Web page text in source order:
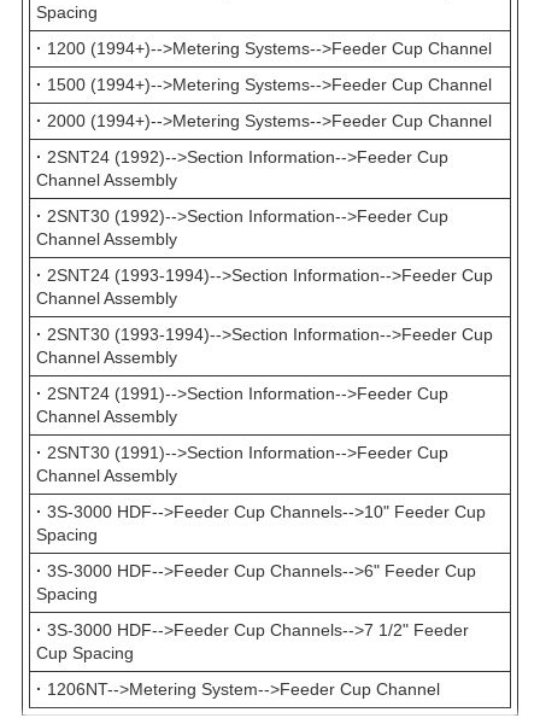
Spacing
· 1200 (1994+)-->Metering Systems-->Feeder Cup Channel
· 1500 (1994+)-->Metering Systems-->Feeder Cup Channel
· 2000 (1994+)-->Metering Systems-->Feeder Cup Channel
· 2SNT24 (1992)-->Section Information-->Feeder Cup
Channel Assembly
· 2SNT30 (1992)-->Section Information-->Feeder Cup
Channel Assembly
· 2SNT24 (1993-1994)-->Section Information-->Feeder Cup
Channel Assembly
· 2SNT30 (1993-1994)-->Section Information-->Feeder Cup
Channel Assembly
· 2SNT24 (1991)-->Section Information-->Feeder Cup
Channel Assembly
· 2SNT30 (1991)-->Section Information-->Feeder Cup
Channel Assembly
· 3S-3000 HDF-->Feeder Cup Channels-->10" Feeder Cup
Spacing
· 3S-3000 HDF-->Feeder Cup Channels-->6" Feeder Cup
Spacing
· 3S-3000 HDF-->Feeder Cup Channels-->7 1/2" Feeder
Cup Spacing
· 1206NT-->Metering System-->Feeder Cup Channel